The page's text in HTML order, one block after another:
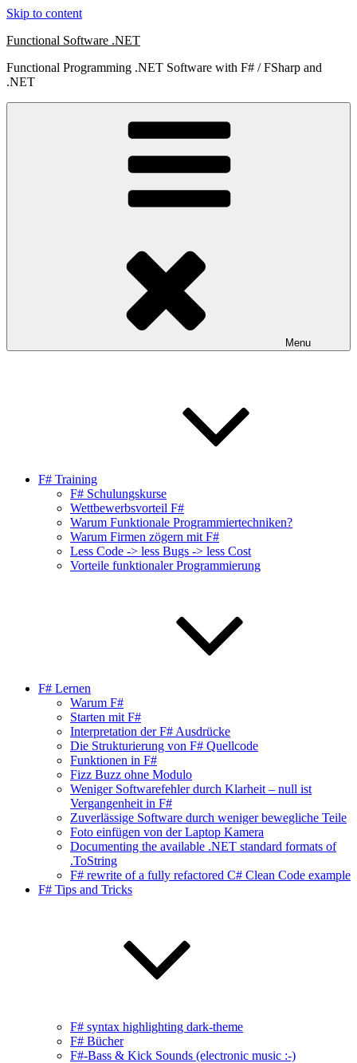
Skip to content
Functional Software .NET
Functional Programming .NET Software with F# / FSharp and
.NET
Menu
F# Training
F# Schulungskurse
Wettbewerbsvorteil F#
Warum Funktionale Programmiertechniken?
Warum Firmen zögern mit F#
Less Code -> less Bugs -> less Cost
Vorteile funktionaler Programmierung
F# Lernen
Warum F#
Starten mit F#
Interpretation der F# Ausdrücke
Die Strukturierung von F# Quellcode
Funktionen in F#
Fizz Buzz ohne Modulo
Weniger Softwarefehler durch Klarheit – null ist
Vergangenheit in F#
Zuverlässige Software durch weniger bewegliche Teile
Foto einfügen von der Laptop Kamera
Documenting the available .NET standard formats of
.ToString
F# rewrite of a fully refactored C# Clean Code example
F# Tips and Tricks
F# syntax highlighting dark-theme
F# Bücher
F#-Bass & Kick Sounds (electronic music :-)